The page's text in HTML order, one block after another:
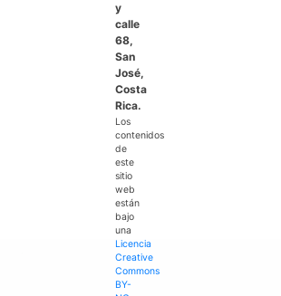
y
calle
68,
San
José,
Costa
Rica.
Los
contenidos
de
este
sitio
web
están
bajo
una
Licencia
Creative
Commons
BY-